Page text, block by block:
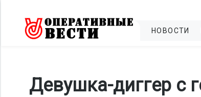
НОВОСТИ
Девушка-диггер с